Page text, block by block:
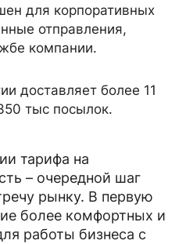
для корпоративных
отправления,
компании.
доставляет более 11
тыс посылок.
тарифа на
– очередной шаг
рынку. В первую
более комфортных и
работы бизнеса с